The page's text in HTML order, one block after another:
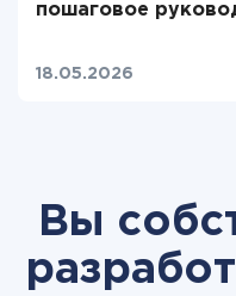
пошаговое
18.05.2026
Вы